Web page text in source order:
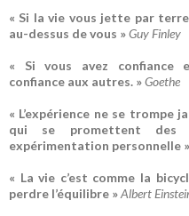
« Si la vie vous jette par
au-dessus de vous »Guy Finley
« Si vous avez confiance
confiance aux autres. »Goethe
« L’expérience ne se trompe
qui se promettent des
expérimentation personnelle »
« La vie c’est comme la
perdre l’équilibre »Albert